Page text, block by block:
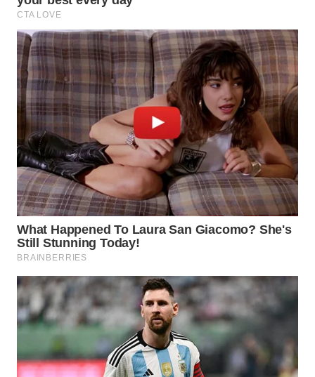
WN
BOGOR
WN
DEPOK
WN
TAPANULI
UTARA
WN
SAMOSIR
WN
PADANG
LAWAS
WN
SUMEDANG
WN
CIANJUR